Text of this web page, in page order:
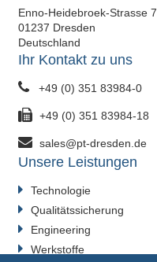
Enno-Heidebroek-Strasse 7
01237 Dresden
Deutschland
Ihr Kontakt zu uns
+49 (0) 351 83984-0
+49 (0) 351 83984-18
sales@pt-dresden.de
Unsere Leistungen
Technologie
Qualitätssicherung
Engineering
Werkstoffe